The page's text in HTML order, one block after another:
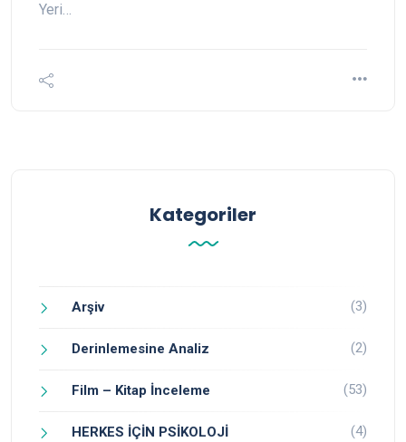
Yeri…
Kategoriler
Arşiv (3)
Derinlemesine Analiz (2)
Film – Kitap İnceleme (53)
HERKES İÇİN PSİKOLOJİ (4)